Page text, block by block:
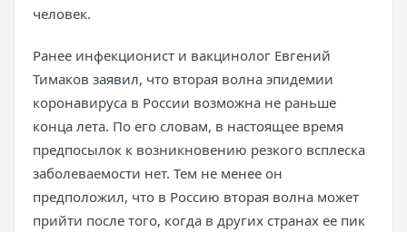
человек.
Ранее инфекционист и вакцинолог Евгений
Тимаков заявил, что вторая волна эпидемии
коронавируса в России возможна не раньше
конца лета. По его словам, в настоящее время
предпосылок к возникновению резкого всплеска
заболеваемости нет. Тем не менее он
предположил, что в Россию вторая волна может
прийти после того, когда в других странах ее пик